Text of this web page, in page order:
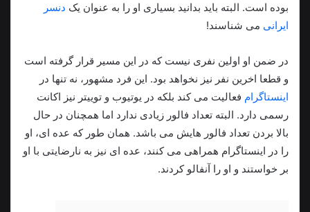
بوده است. البته باید بدانید بسیاری او را به عنوان یک دنسر
ایرانی می شناسند!
در ضمن او اولین نفری نیست که در این مسیر قرار گرفته است
و قطعا اخرین نفر نیز نخواهد بود. این فرد مشهور، نه تنها در
اینستاگرام فعالیت می کند بلکه در یوتیوب و توییتر نیز اکانت
رسمی دارد. البته تعداد فالور زیادی ندارد اما همچنان در حال
بالا بردن تعداد فالور هایش می باشد. همان طور که عده ای، او
را در اینستاگرام همراهی می کنند، عده ای نیز به نارضایتی با او
بر خواستند و او را آنفالو کردند.